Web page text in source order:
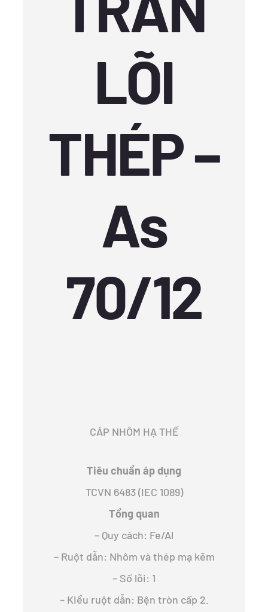
LÕI
THÉP –
As
70/12
CÁP NHÔM HẠ THẾ
Tiêu chuẩn áp dụng
TCVN 6483 (IEC 1089)
Tổng quan
– Quy cách: Fe/Al
– Ruột dẫn: Nhôm và thép mạ kẽm
– Số lõi: 1
– Kiểu ruột dẫn: Bện tròn cấp 2.